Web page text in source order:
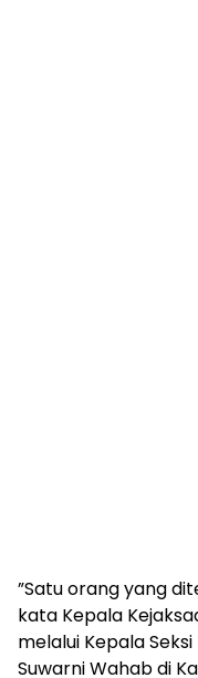
”Satu orang yang
kata Kepala
melalui Kepala
Suwarni Wahab di